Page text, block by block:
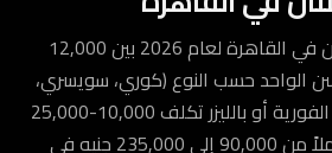
تتراوح اسعار زراعة الأسنان في القاهرة لعام 2026 بين 12,000
للسن الواحد حسب النوع (كوري، سويسري،
ألماني، أمريكي). الزراعة الفورية أو بالليزر تكلف 10,000-25,000
جنيه، بينما طقم الفك كاملاً من 90,000 إلى 235,000 جنيه في